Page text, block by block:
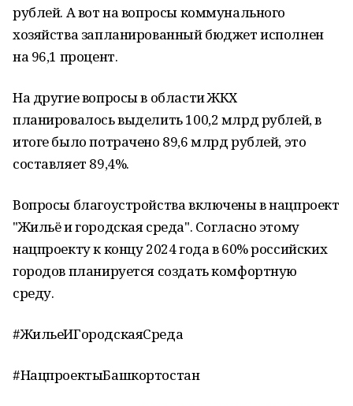
рублей. А вот на вопросы коммунального
хозяйства запланированный бюджет исполнен
на 96,1 процент.
На другие вопросы в области ЖКХ
планировалось выделить 100,2 млрд рублей, в
итоге было потрачено 89,6 млрд рублей, это
составляет 89,4%.
Вопросы благоустройства включены в нацпроект
"Жильё и городская среда". Согласно этому
нацпроекту к концу 2024 года в 60% российских
городов планируется создать комфортную
среду.
#ЖильеИГородскаяСреда
#НацпроектыБашкортостан